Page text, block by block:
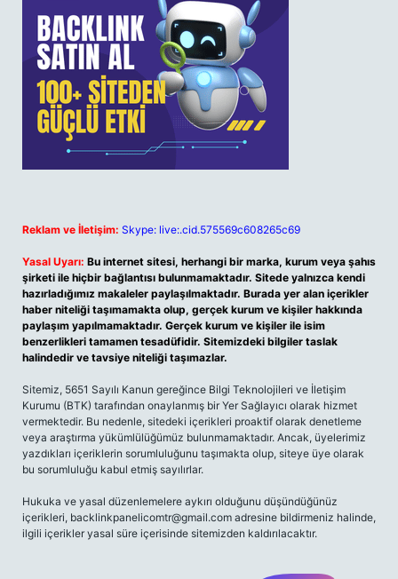
Reklam ve İletişim: Skype: live:.cid.575569c608265c69
Yasal Uyarı: Bu internet sitesi, herhangi bir marka, kurum veya şahıs
şirketi ile hiçbir bağlantısı bulunmamaktadır. Sitede yalnızca kendi
hazırladığımız makaleler paylaşılmaktadır. Burada yer alan içerikler
haber niteliği taşımamakta olup, gerçek kurum ve kişiler hakkında
paylaşım yapılmamaktadır. Gerçek kurum ve kişiler ile isim
benzerlikleri tamamen tesadüfidir. Sitemizdeki bilgiler taslak
halindedir ve tavsiye niteliği taşımazlar.
Sitemiz, 5651 Sayılı Kanun gereğince Bilgi Teknolojileri ve İletişim
Kurumu (BTK) tarafından onaylanmış bir Yer Sağlayıcı olarak hizmet
vermektedir. Bu nedenle, sitedeki içerikleri proaktif olarak denetleme
veya araştırma yükümlülüğümüz bulunmamaktadır. Ancak, üyelerimiz
yazdıkları içeriklerin sorumluluğunu taşımakta olup, siteye üye olarak
bu sorumluluğu kabul etmiş sayılırlar.
Hukuka ve yasal düzenlemelere aykırı olduğunu düşündüğünüz
içerikleri, backlinkpanelicomtr@gmail.com adresine bildirmeniz halinde,
ilgili içerikler yasal süre içerisinde sitemizden kaldırılacaktır.